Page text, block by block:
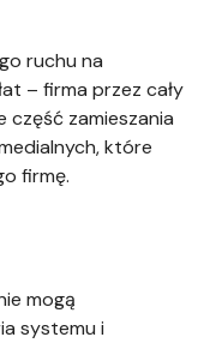
ruchu na
– firma przez cały
część zamieszania
które
firmę.
mogą
systemu i